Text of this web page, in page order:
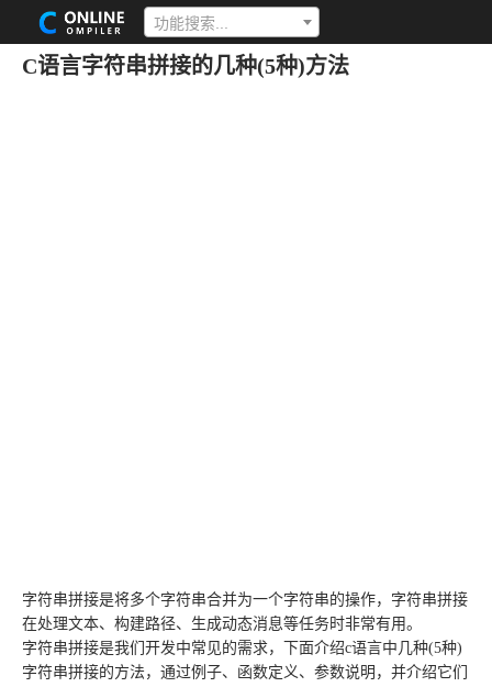
功能搜索...
C语言字符串拼接的几种(5种)方法
字符串拼接是将多个字符串合并为一个字符串的操作，字符串拼接
在处理文本、构建路径、生成动态消息等任务时非常有用。
字符串拼接是我们开发中常见的需求，
下面介绍c语言中几种(5种)
字符串拼接的方法，通过例子、函数定义、参数说明，并介绍它们